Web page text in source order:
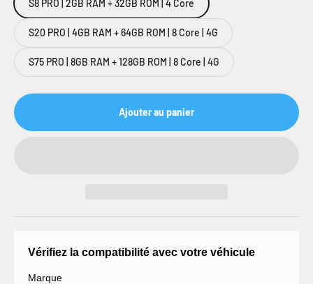
S8 PRO | 2GB RAM + 32GB ROM | 4 Core
S20 PRO | 4GB RAM + 64GB ROM | 8 Core | 4G
S75 PRO | 8GB RAM + 128GB ROM | 8 Core | 4G
Ajouter au panier
Vérifiez la compatibilité avec votre véhicule
Marque